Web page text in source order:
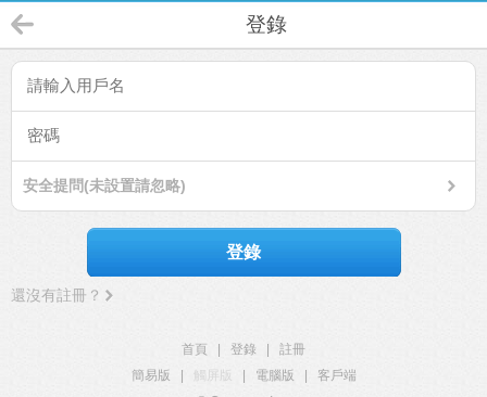
登錄
安全提問(未設置請忽略)
登錄
還沒有註冊？
首頁 登錄
註冊
簡易版
觸屏版 電腦版
客戶端